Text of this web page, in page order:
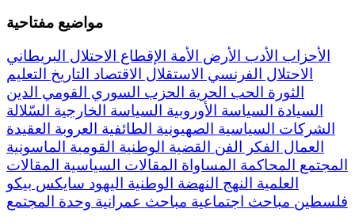
مواضيع مفتاحية
الأحزاب
الأدب الأرض الأمة الإقطاع
الاحتلال البريطاني
الاحتلال الفرنسي
الاستقلال الاقتصاد التاريخ
التعليم
الثورة
الحب الحرية الحزب السوري القومي
الدين
السيادة
السياسة الأوروبية السياسة الخارجية
السّلالة
الشركات السياسية
الصهيونية الطائفية العروبة
العقيدة
العمال
الفكر الفن القضية الوطنية القومية
الماسونية
المجتمع
المحاكمة المساواة المقالات السياسية
المقالات
العلمية
النهج النهضة الوطنية اليهود سايكس بيكو
فلسطين مباحث اجتماعية مباحث عمرانية وحدة المجتمع